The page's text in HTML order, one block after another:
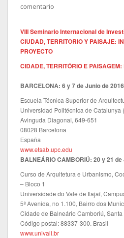
comentario
VIII Seminario Internacional de
CIUDAD, TERRITORIO Y PAISAJE:
PROYECTO
CIDADE, TERRITÓRIO E
BARCELONA: 6 y 7 de Junio de 2016
Escuela Técnica Superior de
Universidad Politécnica de Catalunya
Avinguda Diagonal, 649-651
08028 Barcelona
España
www.etsab.upc.edu
BALNEÁRIO CAMBORIÚ: 20 y 21
Curso de Arquitetura e Urbanismo,
– Bloco 1
Universidade do Vale de Itajaí,
5ª Avenida, no 1.100, Bairro dos
Cidade de Balneário Camboriú,
Código postal: 88337-300. Brasil
www.univali.br